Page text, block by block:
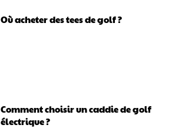
Où acheter des tees de golf ?
Comment choisir un caddie de golf
électrique ?